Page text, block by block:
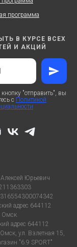
программа
В КУРСЕ ВСЕХ
И АКЦИЙ
"отправить", вы
с Политикой
Юрьевич
адрес 644112
Омск
адрес 644112
ул. Взлетная 15,
"6.9 SPORT"